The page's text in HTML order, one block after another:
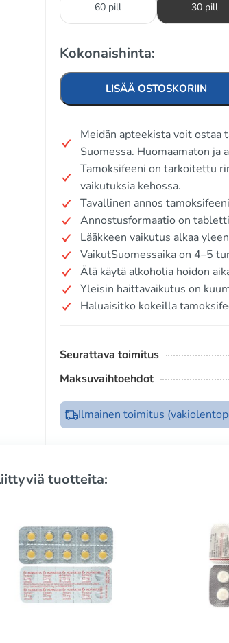
60 pill 30 pill
Kokonaishinta:
LISÄÄ OSTOSKORIIN
Meidän apteekista voit ostaa
Suomessa. Huomaamaton ja
Tamoksifeeni on tarkoitettu
vaikutuksia kehossa.
Tavallinen annos
Annostusformaatio on
Lääkkeen vaikutus alkaa
VaikutSuomessaika on 4–5
Älä käytä alkoholia hoidon
Yleisin haittavaikutus on
Haluaisitko kokeilla
Seurattava toimitus
Maksuvaihtoehdot
Ilmainen toimitus
tuotteita: